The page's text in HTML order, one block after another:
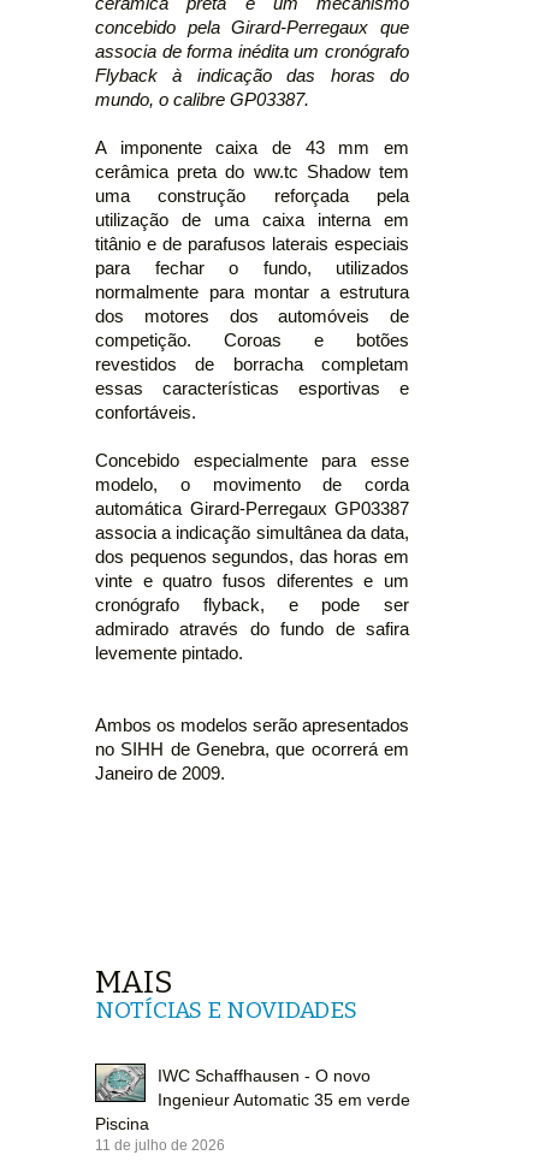
concebido pela Girard-Perregaux que
associa de forma inédita um cronógrafo
Flyback à indicação das horas do
mundo, o calibre GP03387.
A imponente caixa de 43 mm em
cerâmica preta do ww.tc Shadow tem
uma construção reforçada pela
utilização de uma caixa interna em
titânio e de parafusos laterais especiais
para fechar o fundo, utilizados
normalmente para montar a estrutura
dos motores dos automóveis de
competição. Coroas e botões
revestidos de borracha completam
essas características esportivas e
confortáveis.
Concebido especialmente para esse
modelo, o movimento de corda
automática Girard-Perregaux GP03387
associa a indicação simultânea da data,
dos pequenos segundos, das horas em
vinte e quatro fusos diferentes e um
cronógrafo flyback, e pode ser
admirado através do fundo de safira
levemente pintado.
Ambos os modelos serão apresentados
no SIHH de Genebra, que ocorrerá em
Janeiro de 2009.
MAIS
NOTÍCIAS E NOVIDADES
IWC Schaffhausen - O novo
Ingenieur Automatic 35 em verde
Piscina
11 de julho de 2026